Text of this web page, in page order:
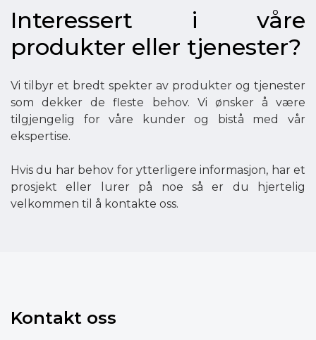
Interessert i våre
produkter eller tjenester?
Vi tilbyr et bredt spekter av produkter og tjenester
som dekker de fleste behov. Vi ønsker å være
tilgjengelig for våre kunder og bistå med vår
ekspertise.
Hvis du har behov for ytterligere informasjon, har et
prosjekt eller lurer på noe så er du hjertelig
velkommen til å kontakte oss.
Kontakt oss